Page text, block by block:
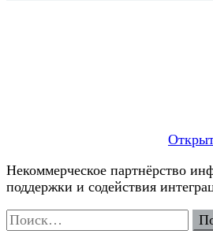
Некоммерческое партнёрство
поддержки и содействия
Найти: